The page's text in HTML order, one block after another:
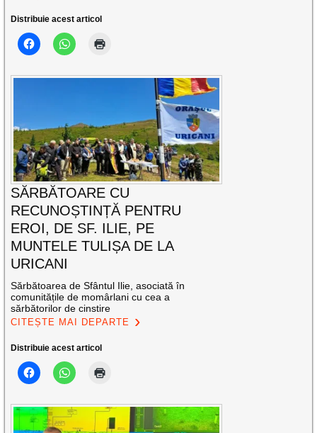
Distribuie acest articol
SĂRBĂTOARE CU
RECUNOȘTINȚĂ PENTRU
EROI, DE SF. ILIE, PE
MUNTELE TULIȘA DE LA
URICANI
Sărbătoarea de Sfântul Ilie, asociată în
comunitățile de momârlani cu cea a
sărbătorilor de cinstire
CITEȘTE MAI DEPARTE
Distribuie acest articol